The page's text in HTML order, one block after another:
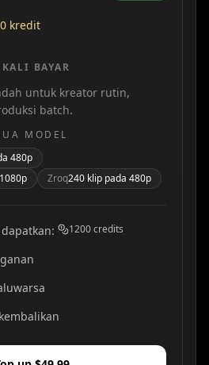
kredit
BAYAR
untuk kreator rutin,
batch.
MODEL
480p
Zroq240 klip pada 480p
: 1200credits